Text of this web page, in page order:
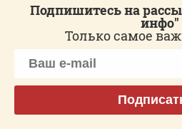
Подпишитесь на
инфо"
Только самое